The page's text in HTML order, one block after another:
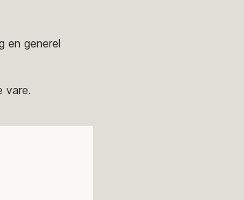
en generel
vare.